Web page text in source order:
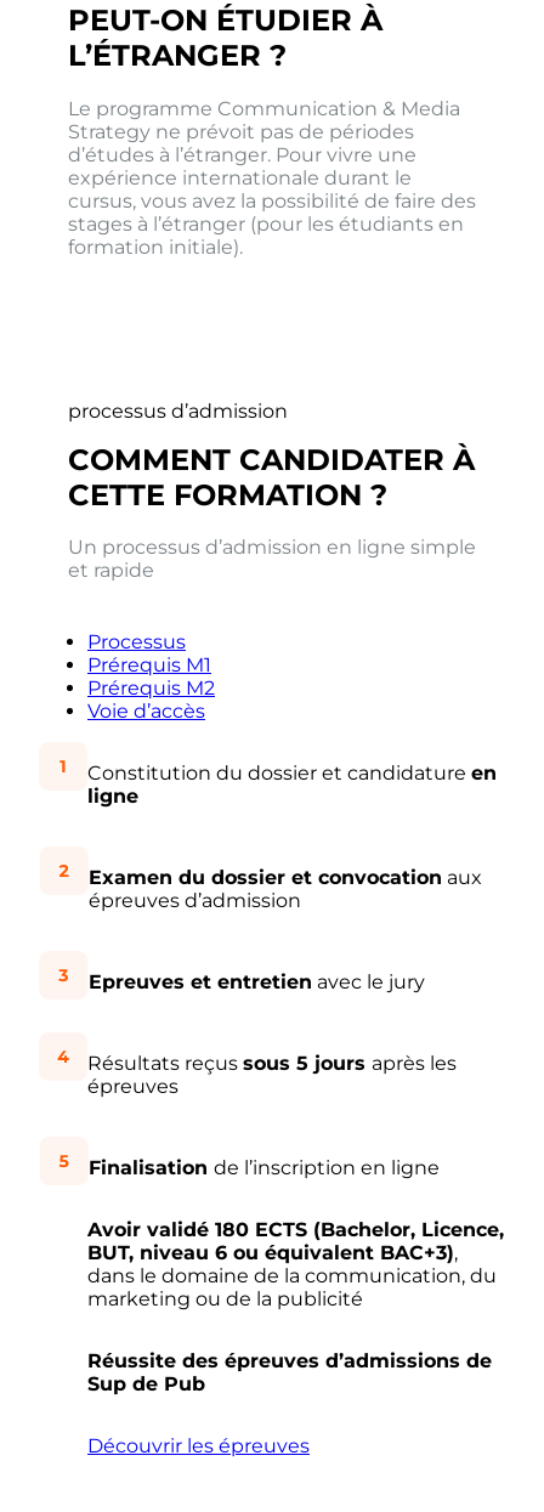
PEUT-ON ÉTUDIER À
L’ÉTRANGER ?
Le programme Communication & Media
Strategy ne prévoit pas de périodes
d’études à l’étranger. Pour vivre une
expérience internationale durant le
cursus, vous avez la possibilité de faire des
stages à l’étranger (pour les étudiants en
formation initiale).
processus d’admission
COMMENT CANDIDATER À
CETTE FORMATION ?
Un processus d’admission en ligne simple
et rapide
Processus
Prérequis M1
Prérequis M2
Voie d’accès
Constitution du dossier et candidature en
ligne
Examen du dossier et convocation aux
épreuves d’admission
Epreuves et entretien avec le jury
Résultats reçus sous 5 jours après les
épreuves
Finalisation de l’inscription en ligne
Avoir validé 180 ECTS (Bachelor, Licence,
BUT, niveau 6 ou équivalent BAC+3),
dans le domaine de la communication, du
marketing ou de la publicité
Réussite des épreuves d’admissions de
Sup de Pub
Découvrir les épreuves